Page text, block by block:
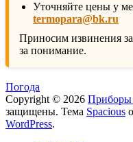
Уточняйте цены у
termopara@bk.ru
Приносим извинения
за понимание.
Погода
Copyright © 2026 Приборы
защищены. Тема Spacious
WordPress.